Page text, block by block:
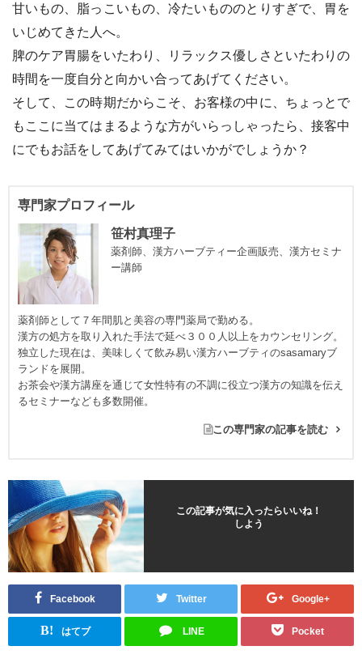
甘いもの、脂っこいもの、冷たいもののとりすぎで、胃を
いじめてきた人へ。
脾のケア胃腸をいたわり、リラックス優しさといたわりの
時間を一度自分と向かい合ってあげてください。
そして、この時期だからこそ、お客様の中に、ちょっとで
もここに当てはまるような方がいらっしゃったら、接客中
にでもお話をしてあげてみてはいかがでしょうか？
専門家プロフィール
笹村真理子
薬剤師、漢方ハーブティー企画販売、漢方セミナ
ー講師
薬剤師として７年間肌と美容の専門薬局で勤める。
漢方の処方を取り入れた手法で延べ３００人以上をカウンセリング。
独立した現在は、美味しくて飲み易い漢方ハーブティのsasamaryブ
ランドを展開。
お茶会や漢方講座を通じて女性特有の不調に役立つ漢方の知識を伝え
るセミナーなども多数開催。
この専門家の記事を読む
この記事が気に入ったらいいね！
しよう
Facebook Twitter Google+
B! はてブ LINE Pocket